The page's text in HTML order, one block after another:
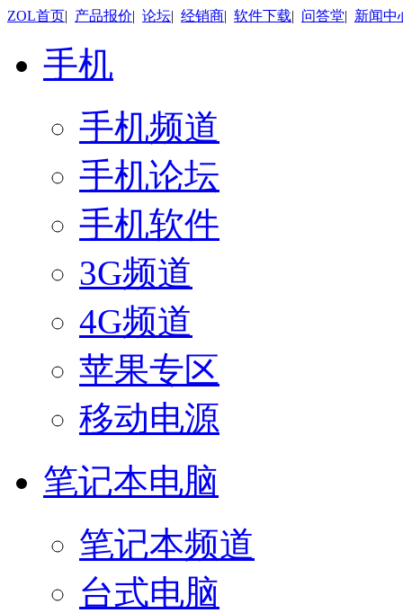
ZOL首页| 产品报价| 论坛| 经销商| 软件下载| 问答堂| 新闻中
手机
手机频道
手机论坛
手机软件
3G频道
4G频道
苹果专区
移动电源
笔记本电脑
笔记本频道
台式电脑